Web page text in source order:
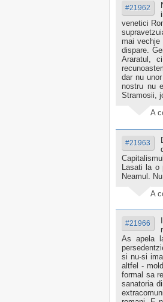
#21962
venetici
mai
dispare.
Araratul,
dar nu
nostru nu
Stramosii,
A
#21963
Lasati la o
Neamul.
A
#21966
As apela
si nu-si
altfel -
formal sa
sanatoria